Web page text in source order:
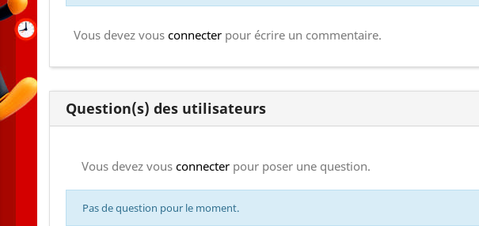
Vous devez vous connecter pour écrire un commentaire.
Question(s) des utilisateurs
Vous devez vous connecter pour poser une question.
Pas de question pour le moment.